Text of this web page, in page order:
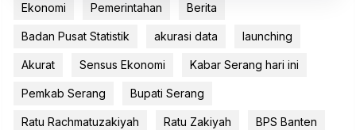
Ekonomi Pemerintahan Berita
Badan Pusat Statistik akurasi data launching
Akurat Sensus Ekonomi Kabar Serang hari ini
Pemkab Serang Bupati Serang
Ratu Rachmatuzakiyah Ratu Zakiyah BPS Banten